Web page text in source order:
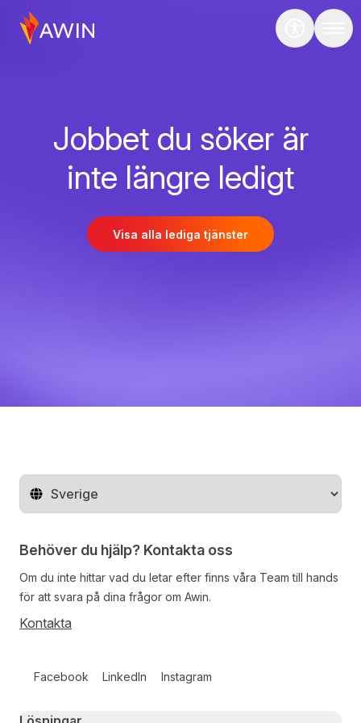
Jobbet du söker är
inte längre ledigt
Visa alla lediga tjänster
Byt land
Behöver du hjälp? Kontakta oss
Om du inte hittar vad du letar efter finns våra Team till hands
för att svara på dina frågor om Awin.
Kontakta
Facebook LinkedIn Instagram
Primary footer navigation